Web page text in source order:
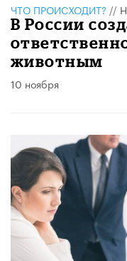
ЧТО ПРОИСХОДИТ? //
В России
животным
10 ноября